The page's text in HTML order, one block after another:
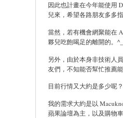
因此也計畫在今年能使用
兒來，希望各路朋友多多
當然，若有機會網聚能在
夥兒吃飽喝足的離開的。
另外，由於本身非技術人
友們，不知能否幫忙推薦
目前行情又大約是多少呢？
我的需求大約是以
蘋果論壇為主，以及購物